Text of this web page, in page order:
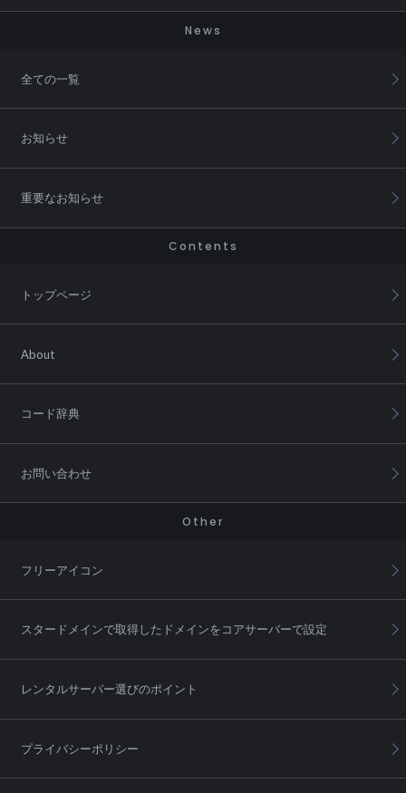
News
全ての一覧
お知らせ
重要なお知らせ
Contents
トップページ
About
コード辞典
お問い合わせ
Other
フリーアイコン
スタードメインで取得したドメインをコアサーバーで設定
レンタルサーバー選びのポイント
プライバシーポリシー